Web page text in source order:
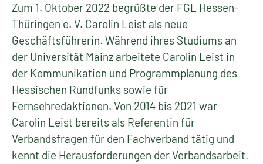
Zum 1. Oktober 2022 begrüßte der FGL Hessen-
Thüringen e. V. Carolin Leist als neue
Geschäftsführerin. Während ihres Studiums an
der Universität Mainz arbeitete Carolin Leist in
der Kommunikation und Programmplanung des
Hessischen Rundfunks sowie für
Fernsehredaktionen. Von 2014 bis 2021 war
Carolin Leist bereits als Referentin für
Verbandsfragen für den Fachverband tätig und
kennt die Herausforderungen der Verbandsarbeit.